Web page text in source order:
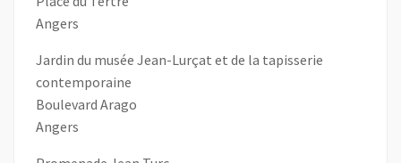
Angers
Jardin du musée Jean-Lurçat et de la tapisserie
contemporaine
Boulevard Arago
Angers